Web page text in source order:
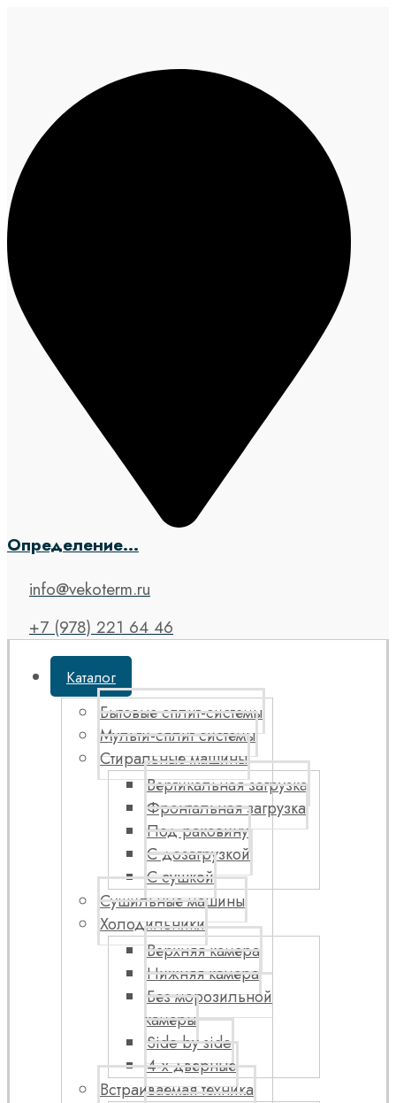
Определение...
info@vekoterm.ru
+7 (978) 221 64 46
Каталог
Бытовые сплит-системы
Мульти-сплит системы
Стиральные машины
Вертикальная загрузка
Фронтальная загрузка
Под раковину
С дозагрузкой
С сушкой
Сушильные машины
Холодильники
Верхняя камера
Нижняя камера
Без морозильной
камеры
Side by side
4-х дверные
Встраиваемая техника